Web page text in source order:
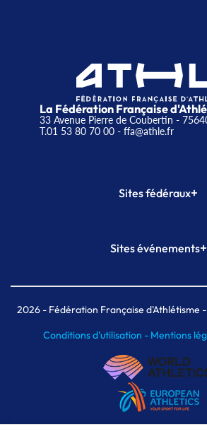
La Fédération Française
33 Avenue Pierre de Coubertin -
T.01 53 80 70 00- ffa@athle.fr
Sites fédéraux+
Plateforme Formation
Sites événements+
Meeting de Paris
MAIF Ekiden de Paris
2026- Fédération Française d'Athlétisme -
Conditions d'utilisation - Mentions